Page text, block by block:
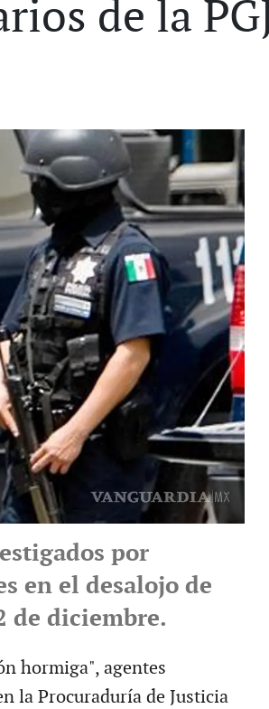
de la
por
en el desalojo de
de diciembre.
hormiga", agentes
la Procuraduría de Justicia